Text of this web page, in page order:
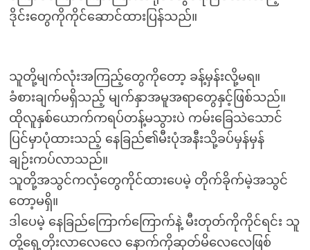
ဒိုင်းတွေကိုကိုင်ဆောင်ထားပြန်သည်။
သူတို့မျက်လုံးအကြည့်တွေကိုတော့ ခန့်မှန်းလို့မရ။
ခံစားချက်မရှိသည့် မျက်နှာအမူအရာတွေနှင့်ဖြစ်သည်။
ထိုလူနှစ်ယောက်ကရပ်တန့်မသွားပဲ ကမ်းခြေသဲသောင်
ပြင်မှာပုံထားသည့် နေခြည်၏မီးပုံအနီးသို့ခပ်မှန်မှန်
ချဉ်းကပ်လာသည်။
သူတို့အသွင်ကလှံတွေကိုင်ထားပေမဲ့ တိုက်ခိုက်မဲ့အသွင်
တော့မရှိ။
ဒါပေမဲ့ နေခြည်ကြောက်ကြောက်နဲ့ မီးတုတ်ကိုကိုင်ရင်း သူ
တို့ရှေ့တိုးလာလေလေ နောက်ကိုဆုတ်မိလေလေဖြစ်